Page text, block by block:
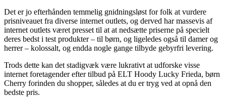
Det er jo efterhånden temmelig gnidningsløst for folk at vurdere
prisniveauet fra diverse internet outlets, og derved har massevis af
internet outlets været presset til at at nedsætte priserne på specielt
deres bedst i test produkter – til børn, og ligeledes også til damer og
herrer – kolossalt, og endda nogle gange tilbyde gebyrfri levering.
Trods dette kan det stadigvæk være lukrativt at udforske visse
internet foretagender efter tilbud på ELT Hoody Lucky Frieda, børn
Cherry forinden du shopper, således at du er tryg ved at opnå den
bedste pris.